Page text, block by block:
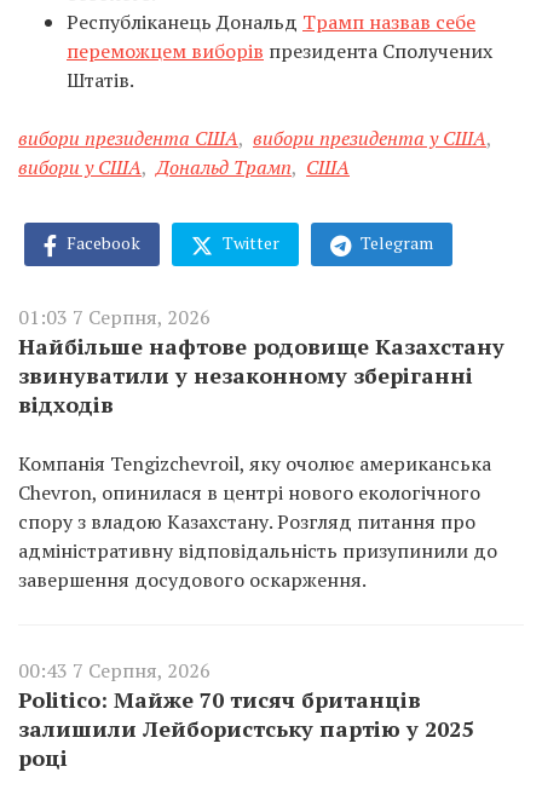
Республіканець Дональд Трамп назвав себе
переможцем виборів президента Сполучених
Штатів.
вибори президента США, вибори президента у США,
вибори у США, Дональд Трамп, США
Facebook Twitter Telegram
01:03 7 Серпня, 2026
Найбільше нафтове родовище Казахстану
звинуватили у незаконному зберіганні
відходів
Компанія Tengizchevroil, яку очолює американська
Chevron, опинилася в центрі нового екологічного
спору з владою Казахстану. Розгляд питання про
адміністративну відповідальність призупинили до
завершення досудового оскарження.
00:43 7 Серпня, 2026
Politico: Майже 70 тисяч британців
залишили Лейбористську партію у 2025
році